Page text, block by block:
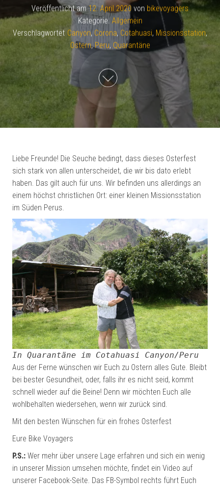
Veröffentlicht am12. April 2020 von bikevoyagers
Kategorie: Allgemein
Verschlagwortet Canyon, Corona, Cotahuasi, Missionsstation,
Ostern,Peru, Quarantäne
Liebe Freunde! Die Seuche bedingt, dass dieses Osterfest
sich stark von allen unterscheidet, die wir bis dato erlebt
haben. Das gilt auch für uns. Wir befinden uns allerdings an
einem höchst christlichen Ort: einer kleinen Missionsstation
im Süden Perus.
In Quarantäne im Cotahuasi Canyon/Peru
Aus der Ferne wünschen wir Euch zu Ostern alles Gute. Bleibt
bei bester Gesundheit, oder, falls ihr es nicht seid, kommt
schnell wieder auf die Beine! Denn wir möchten Euch alle
wohlbehalten wiedersehen, wenn wir zurück sind.
Mit den besten Wünschen für ein frohes Osterfest
Eure Bike Voyagers
P.S.: Wer mehr über unsere Lage erfahren und sich ein wenig
in unserer Mission umsehen möchte, findet ein Video auf
unserer Facebook-Seite. Das FB-Symbol rechts führt Euch